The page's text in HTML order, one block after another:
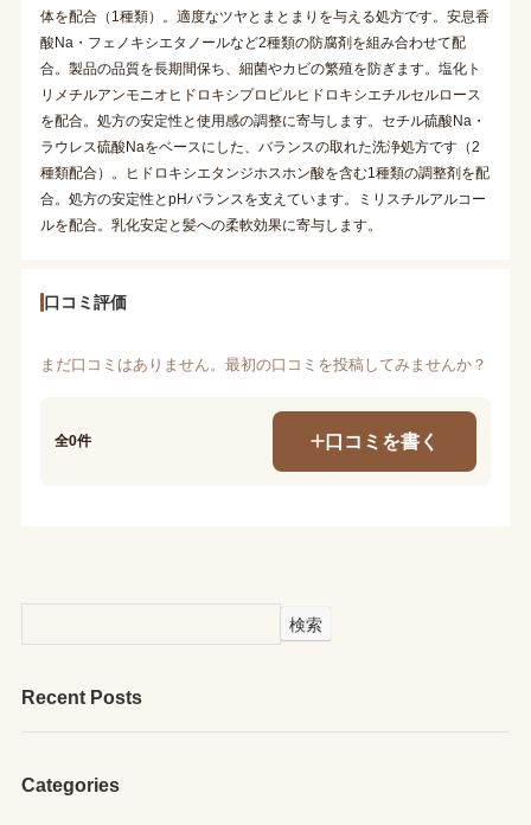
体を配合（1種類）。適度なツヤとまとまりを与える処方です。安息香
酸Na・フェノキシエタノールなど2種類の防腐剤を組み合わせて配
合。製品の品質を長期間保ち、細菌やカビの繁殖を防ぎます。塩化ト
リメチルアンモニオヒドロキシプロピルヒドロキシエチルセルロース
を配合。処方の安定性と使用感の調整に寄与します。セチル硫酸Na・
ラウレス硫酸Naをベースにした、バランスの取れた洗浄処方です（2
種類配合）。ヒドロキシエタンジホスホン酸を含む1種類の調整剤を配
合。処方の安定性とpHバランスを支えています。ミリスチルアルコー
ルを配合。乳化安定と髪への柔軟効果に寄与します。
口コミ評価
まだ口コミはありません。最初の口コミを投稿してみませんか？
全0件 口コミを書く
検索
Recent Posts
Categories